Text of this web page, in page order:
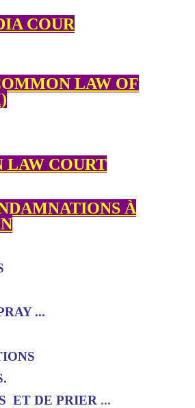
COUR
LAW OF
LAW COURT
À
...
ET DE PRIER ...